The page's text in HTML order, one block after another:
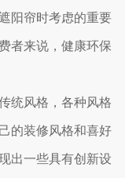
阳帘时考虑的重要
者来说，健康环保
统风格，各种风格
的装修风格和喜好
出一些具有创新设